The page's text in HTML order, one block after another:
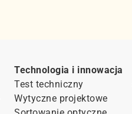
Technologia i innowacja
Test techniczny
Wytyczne projektowe